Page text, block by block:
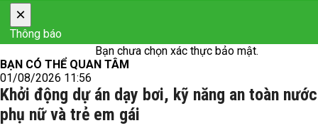
×
Thông báo
Bạn chưa chọn xác thực bảo mật.
BẠN CÓ THỂ QUAN TÂM
01/08/2026 11:56
Khởi động dự án dạy bơi, kỹ năng an toàn
phụ nữ và trẻ em gái